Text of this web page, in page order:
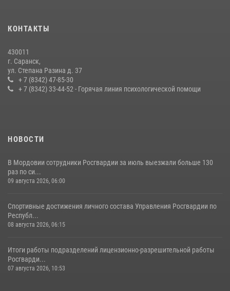
содействии сотрудников Росгвардии
Сотрудники Росгвардии обеспечили безопасность Всероссийского
конкурса профмастерства в Саранске
23 июля 2026, 11:54 4
КОНТАКТЫ
430011
г. Саранск,
ул. Степана Разина д. 37
+ 7 (8342) 47-85-30
+ 7 (8342) 33-44-52 - Горячая линия психологической помощи
НОВОСТИ
В Мордовии сотрудники Росгвардии за июль выезжали больше 130
раз по си...
09 августа 2026, 06:00
Спортивные достижения личного состава Управления Росгвардии по
Республ...
08 августа 2026, 06:15
Итоги работы подразделений лицензионно-разрешительной работы
Росгварди...
07 августа 2026, 10:53